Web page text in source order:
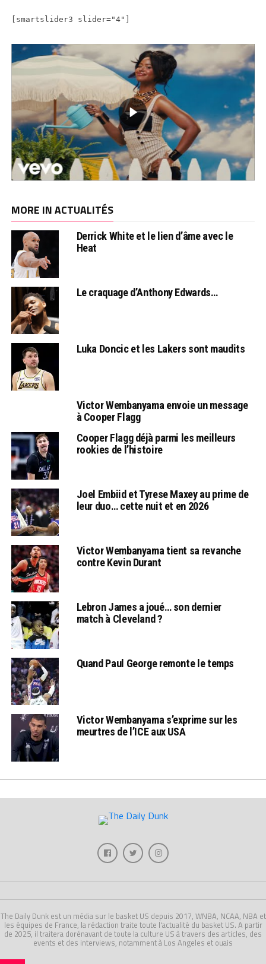
[smartslider3 slider="4"]
MORE IN ACTUALITÉS
Derrick White et le lien d’âme avec le
Heat
Le craquage d’Anthony Edwards…
Luka Doncic et les Lakers sont maudits
Victor Wembanyama envoie un message
à Cooper Flagg
Cooper Flagg déjà parmi les meilleurs
rookies de l’histoire
Joel Embiid et Tyrese Maxey au prime de
leur duo… cette nuit et en 2026
Victor Wembanyama tient sa revanche
contre Kevin Durant
Lebron James a joué… son dernier
match à Cleveland ?
Quand Paul George remonte le temps
Victor Wembanyama s’exprime sur les
meurtres de l’ICE aux USA
The Daily Dunk est un média sur le basket US depuis 2017, WNBA, NCAA, NBA et
les équipes de France, la rédaction traite toute l'actualité du basket US. A partir
de 2025, il traitera dorénavant de toute la culture US à travers des articles, des
events et des interviews, notamment à Los Angeles et ouais